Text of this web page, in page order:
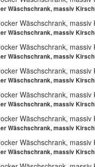
Wäschschrank, massiv
Wäschschrank, massiv
Wäschschrank, massiv
Wäschschrank, massiv
Wäschschrank, massiv
Wäschschrank, massiv
Wäschschrank, massiv